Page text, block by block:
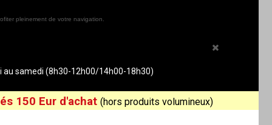
pleinement de votre navigation.
au samedi (8h30-12h00/14h00-18h30)
150 Eur d'achat (hors produits volumineux)